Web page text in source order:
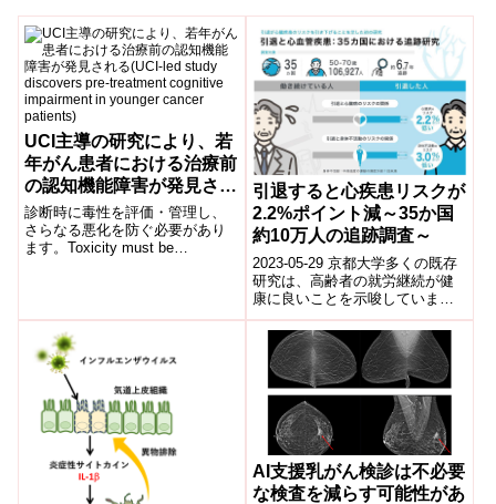
UCI主導の研究により、若
年がん患者における治療前
の認知機能障害が発見され
る(UCI-led study
discovers pre-treatment
cognitive impairment in
診断時に毒性を評価・管理し、
さらなる悪化を防ぐ必要があり
ます。Toxicity must be
引退すると心疾患リスクが
2.2%ポイント減～35か国
約10万人の追跡調査～
2023-05-29 京都大学多くの既存
研究は、高齢者の就労継続が健
康に良いことを示唆していまし
た。しかし、既存研究では、健
康な人ほど就労継続しやすいと
いうバイ...
AI支援乳がん検診は不必要
な検査を減らす可能性があ